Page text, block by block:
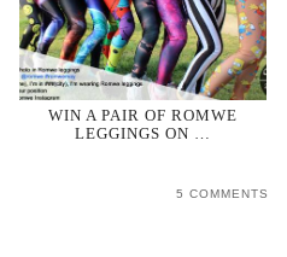
WIN A PAIR OF ROMWE
LEGGINGS ON …
5 COMMENTS